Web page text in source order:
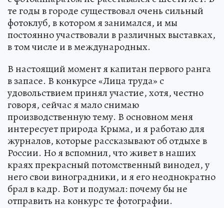
те годы в городе существовал очень сильный
фотоклуб, в котором я занимался, и мы
постоянно участвовали в различных выставках,
в том числе и в международных.
В настоящий момент я капитан первого ранга
в запасе. В конкурсе «Лица труда» с
удовольствием принял участие, хотя, честно
говоря, сейчас я мало снимаю
производственную тему. В основном меня
интересует природа Крыма, и я работаю для
журналов, которые рассказывают об отдыхе в
России. Но я вспомнил, что живет в наших
краях прекрасный потомственный винодел, у
него свои виноградники, и я его неоднократно
брал в кадр. Вот и подумал: почему бы не
отправить на конкурс те фотографии.